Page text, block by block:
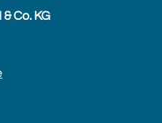
Co. KG